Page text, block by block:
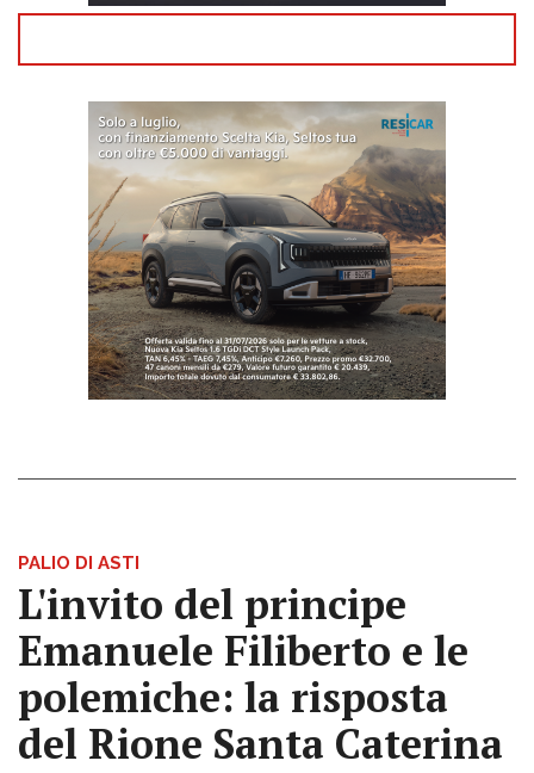
PALIO DI ASTI
L'invito del principe
Emanuele Filiberto e le
polemiche: la risposta
del Rione Santa Caterina